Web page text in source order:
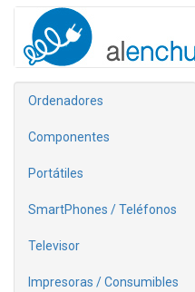
Ordenadores
Componentes
Portátiles
SmartPhones / Teléfonos
Televisor
Impresoras / Consumibles